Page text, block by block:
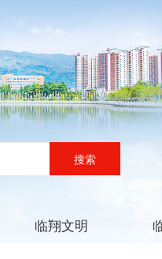
搜索
临翔文明